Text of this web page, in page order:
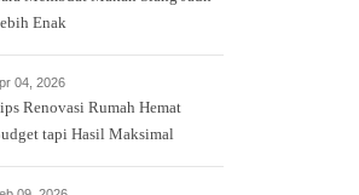
Enak
04, 2026
Renovasi Rumah Hemat
tapi Hasil Maksimal